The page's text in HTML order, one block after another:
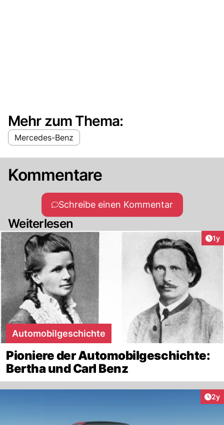
Mehr zum Thema:
Mercedes-Benz
Kommentare
Schreibe einen Kommentar
Weiterlesen
1y
Automobilgeschichte
Pioniere der Automobilgeschichte:
Bertha und Carl Benz
2y